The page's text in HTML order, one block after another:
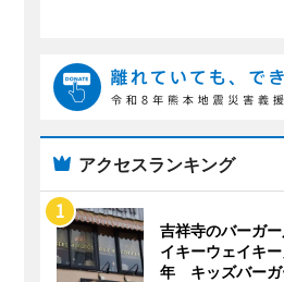
アクセスランキング
吉祥寺のバーガ
イキーウェイキ
年 キッズバーガ